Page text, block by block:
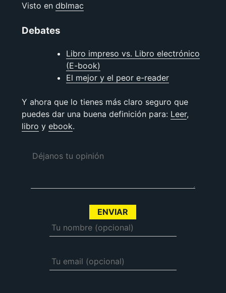
Visto en dblmac
Debates
Libro impreso vs. Libro electrónico
(E-book)
El mejor y el peor e-reader
Y ahora que lo tienes más claro seguro que
puedes dar una buena definición para: Leer,
libro y ebook.